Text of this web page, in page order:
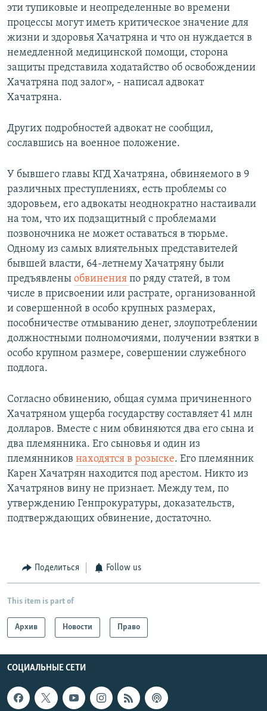
эти тупиковые и неопределенные во времени
процессы могут иметь критическое значение для
жизни и здоровья Хачатряна и что он нуждается в
немедленной медицинской помощи, сторона
защиты представила ходатайство об освобождении
Хачатряна под залог», - написал адвокат
Хачатряна.
Других подробностей адвокат не сообщил,
сославшись на военное положение.
У бывшего главы КГД Хачатряна, обвиняемого в 9
различных преступлениях, есть проблемы со
здоровьем, его адвокаты неоднократно настаивали
на том, что их подзащитный с проблемами
позвоночника не может оставаться в тюрьме.
Одному из самых влиятельных представителей
бывшей власти, 64-летнему Хачатряну были
предъявлены обвинения по ряду статей, в том
числе в присвоении или растрате, организованной
и совершенной в особо крупных размерах,
пособничестве отмыванию денег, злоупотреблении
должностными полномочиями, получении взятки в
особо крупном размере, совершении служебного
подлога.
Согласно обвинению, общая сумма причиненного
Хачатряном ущерба государству составляет 41 млн
долларов. Вместе с ним обвиняются два его сына и
два племянника. Его сыновья и один из
племянников находятся в розыске. Его племянник
Карен Хачатрян находится под арестом. Никто из
Хачатрянов вину не признает. Между тем, по
утверждению Генпрокуратуры, доказательств,
подтверждающих обвинение, достаточно.
Поделиться Follow us
This item is part of
Архив Новости Право
СОЦИАЛЬНЫЕ СЕТИ